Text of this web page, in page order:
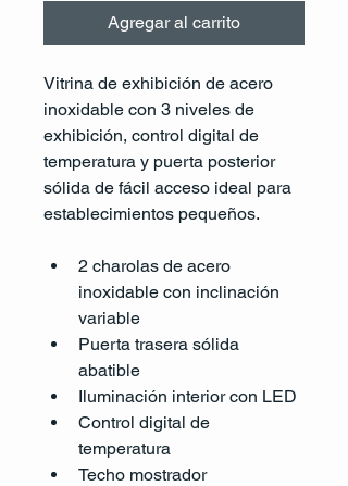
Agregar al carrito
Vitrina de exhibición de acero
inoxidable con 3 niveles de
exhibición, control digital de
temperatura y puerta posterior
sólida de fácil acceso ideal para
establecimientos pequeños.
2 charolas de acero
inoxidable con inclinación
variable
Puerta trasera sólida
abatible
Iluminación interior con LED
Control digital de
temperatura
Techo mostrador